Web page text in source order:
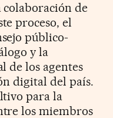
de
proceso, el
público-
y la
de los agentes
digital del país.
para la
los miembros